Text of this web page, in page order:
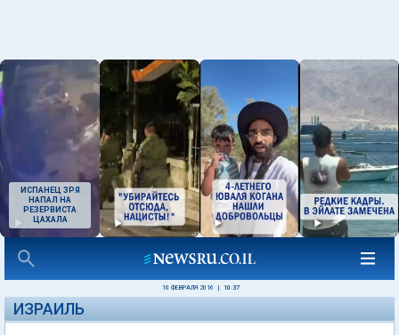
ИСПАНЕЦ ЗРЯ
НАПАЛ НА
РЕЗЕРВИСТА
ЦАХАЛА
10 ФЕВРАЛЯ 2016 10:37
ИЗРАИЛЬ